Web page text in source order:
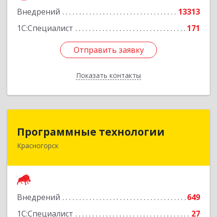
Внедрений
13313
1С:Специалист
171
Отправить заявку
Показать контакты
Подробнее
Отправить заявку
Назад
Программные технологии
Красногорск
Внедрений
649
1С:Специалист
27
143408, Московская обл, Красногорский р-н,